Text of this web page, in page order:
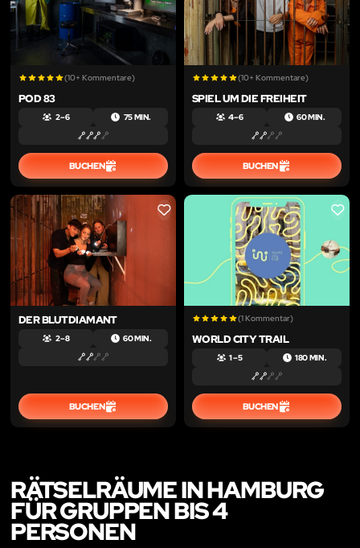
(10+ Kommentare)
POD 83
2 – 6 75 MIN.
BUCHEN
(10+ Kommentare)
SPIEL UM DIE FREIHEIT
4 – 6 60 MIN.
BUCHEN
LIKE
DER BLUTDIAMANT
2 – 8 60 MIN.
BUCHEN
LIKE
(1 Kommentar)
WORLD CITY TRAIL
1 – 5 180 MIN.
BUCHEN
RÄTSELRÄUME IN HAMBURG
FÜR GRUPPEN BIS 4
PERSONEN